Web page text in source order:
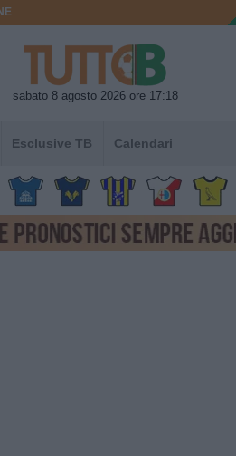
sabato 8 agosto 2026 ore 17:18
Esclusive TB Calendari